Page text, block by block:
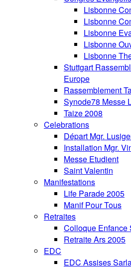
Lisbonne
Lisbonne
Lisbonne
Lisbonne
Lisbonne
Stuttgart
Europe
Rassemblement
Synode78 Messe
Taize 2008
Celebrations
Départ Mgr.
Installation Mgr.
Messe Etudient
Saint Valentin
Manifestations
Life Parade 2005
Manif Pour Tous
Retraites
Colloque Enfance
Retraite Ars 2005
EDC
EDC Assises